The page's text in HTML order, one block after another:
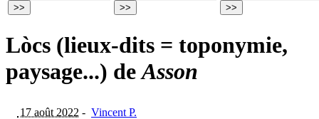
Lòcs (lieux-dits = toponymie,
paysage...) deAsson
17 août 2022 - Vincent P.